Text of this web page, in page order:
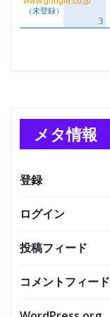
メタ情報
登録
ログイン
投稿フィード
コメントフィード